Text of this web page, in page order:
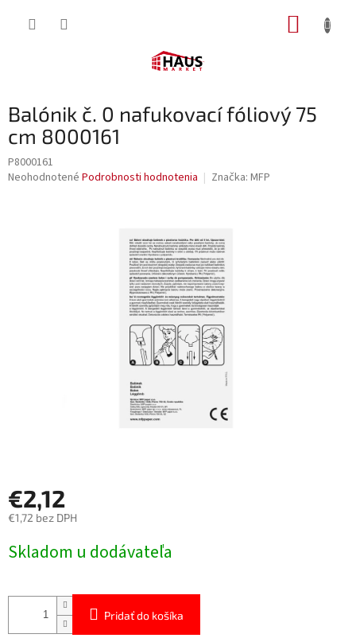
Balónik č. 0 nafukovací fóliový 75
cm 8000161
P8000161
Priemerné
Neohodnotené Podrobnosti hodnotenia Značka: MFP
€2,12
€1,72 bez DPH
cena:
Skladom u dodávateľa
Pridať do košíka